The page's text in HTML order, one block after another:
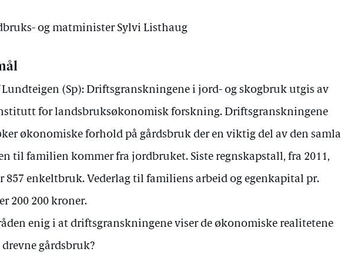
og matminister Sylvi Listhaug
Lundteigen (Sp): Driftsgranskningene i jord- og skogbruk utgis av
for landsbruksøkonomisk forskning. Driftsgranskningene
økonomiske forhold på gårdsbruk der en viktig del av den samla
til familien kommer fra jordbruket. Siste regnskapstall, fra 2011,
857 enkeltbruk. Vederlag til familiens arbeid og egenkapital pr.
200 200 kroner.
enig i at driftsgranskningene viser de økonomiske realitetene
gårdsbruk?